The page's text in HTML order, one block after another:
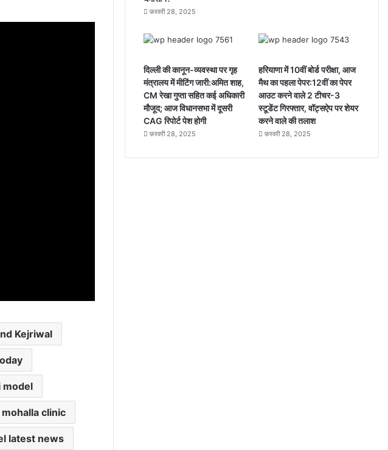
Kejriwal
model
clinic
latest news
फ़रवरी 28, 2025
दिल्ली की कानून-व्यवस्था पर गृह
मंत्रालय में मीटिंग जारी:अमित शाह,
CM रेखा गुप्ता सहित कई अधिकारी
मौजूद; आज विधानसभा में दूसरी
CAG रिपोर्ट पेश होगी
फ़रवरी 28, 2025
हरियाणा में 10वीं बोर्ड परीक्षा, आज
मैथ का पहला पेपर:12वीं का पेपर
आउट करने वाले 2 टीचर-3
स्टूडेंट गिरफ्तार, वॉट्सऐप पर शेयर
करने वाले की तलाश
फ़रवरी 28, 2025